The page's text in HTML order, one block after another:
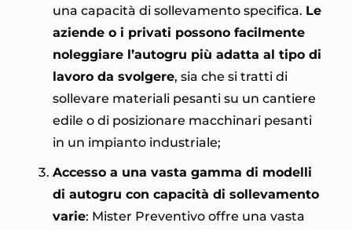
una capacità di sollevamento specifica. Le
aziende o i privati possono facilmente
noleggiare l’autogru più adatta al tipo di
lavoro da svolgere, sia che si tratti di
sollevare materiali pesanti su un cantiere
edile o di posizionare macchinari pesanti
in un impianto industriale;
Accesso a una vasta gamma di modelli
di autogru con capacità di sollevamento
varie: Mister Preventivo offre una vasta